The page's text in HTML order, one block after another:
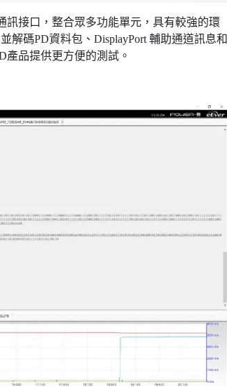
訊接口，整合眾多功能單元，具有較強的環
解碼PD資料包、DisplayPort 輔助通道訊息和
產品提供更方便的測試。